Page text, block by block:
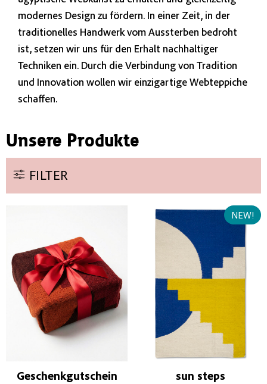
modernes Design zu fördern. In einer Zeit, in der
traditionelles Handwerk vom Aussterben bedroht
ist, setzen wir uns für den Erhalt nachhaltiger
Techniken ein. Durch die Verbindung von Tradition
und Innovation wollen wir einzigartige Webteppiche
schaffen.
Unsere Produkte
FILTER
Geschenkgutschein
NEW!
sun steps